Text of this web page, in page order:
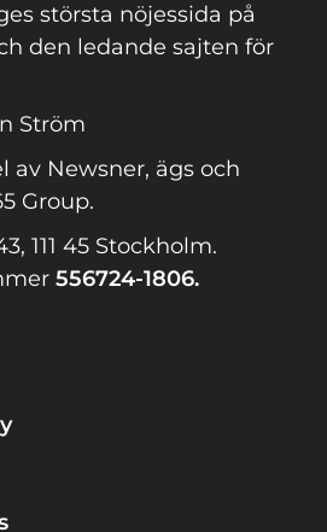
största nöjessida på
den ledande sajten för
Ström
av Newsner, ägs och
Group.
111 45 Stockholm.
556724-1806.